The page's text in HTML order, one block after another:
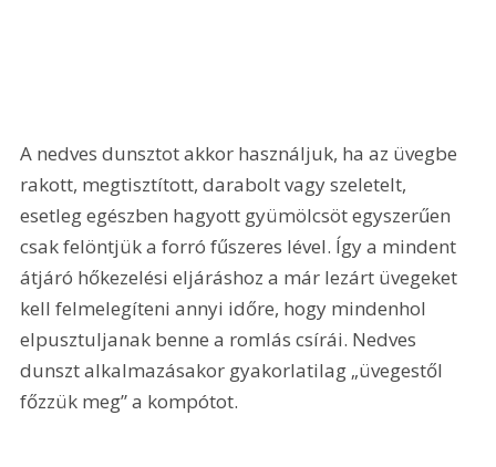
A nedves dunsztot akkor használjuk, ha az üvegbe
rakott, megtisztított, darabolt vagy szeletelt,
esetleg egészben hagyott gyümölcsöt egyszerűen
csak felöntjük a forró fűszeres lével. Így a mindent
átjáró hőkezelési eljáráshoz a már lezárt üvegeket
kell felmelegíteni annyi időre, hogy mindenhol
elpusztuljanak benne a romlás csírái. Nedves
dunszt alkalmazásakor gyakorlatilag „üvegestől
főzzük meg” a kompótot.